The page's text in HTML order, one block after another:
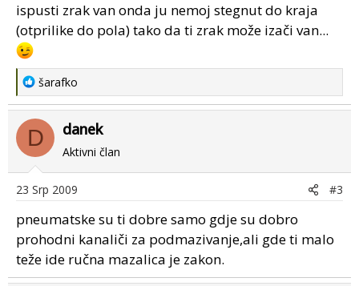
ispusti zrak van onda ju nemoj stegnut do kraja
(otprilike do pola) tako da ti zrak može izači van...
R
e
a
c
t
i
n
s
:
šarafko
D danek
Aktivni član
23 Srp 2009 #3
pneumatske su ti dobre samo gdje su dobro
prohodni kanaliči za podmazivanje,ali gde ti malo
teže ide ručna mazalica je zakon.